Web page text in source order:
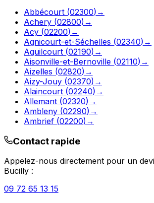
Abbécourt (02300) →
Achery (02800) →
Acy (02200) →
Agnicourt-et-Séchelles (02340) →
Aguilcourt (02190) →
Aisonville-et-Bernoville (02110) →
Aizelles (02820) →
Aizy-Jouy (02370) →
Alaincourt (02240) →
Allemant (02320) →
Ambleny (02290) →
Ambrief (02200) →
Contact rapide
Appelez-nous directement pour un
Bucilly :
09 72 65 13 15